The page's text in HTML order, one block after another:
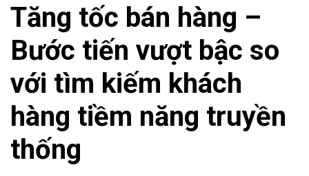
Tăng tốc bán hàng –
Bước tiến vượt bậc so
với tìm kiếm khách
hàng tiềm năng truyền
thống